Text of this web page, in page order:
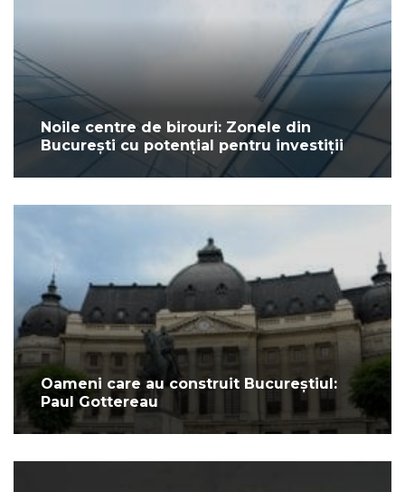
Noile centre de birouri: Zonele din
București cu potențial pentru investiții
Oameni care au construit Bucureștiul:
Paul Gottereau